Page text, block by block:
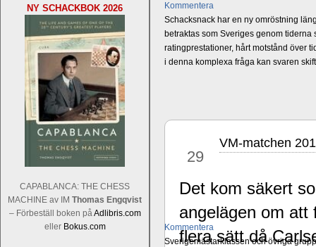
NY SCHACKBOK 2026
CAPABLANCA: THE CHESS
MACHINE av IM Thomas Engqvist
– Förbeställ boken påAdlibris.com
eller Bokus.com
Kommentera
Schacksnack har en ny omröstning
betraktas som Sveriges genom
ratingprestationer, hårt motstånd över
i denna komplexa fråga kan svaren
Kommentera
Sverigemästarklassen och övriga
29
VM-matchen
Det kom säkert
angelägen om att
flera sätt då